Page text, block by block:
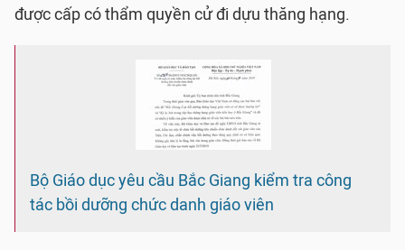
được cấp có thẩm quyền cử đi dựu thăng hạng.
Bộ Giáo dục yêu cầu Bắc Giang kiểm tra công
tác bồi dưỡng chức danh giáo viên